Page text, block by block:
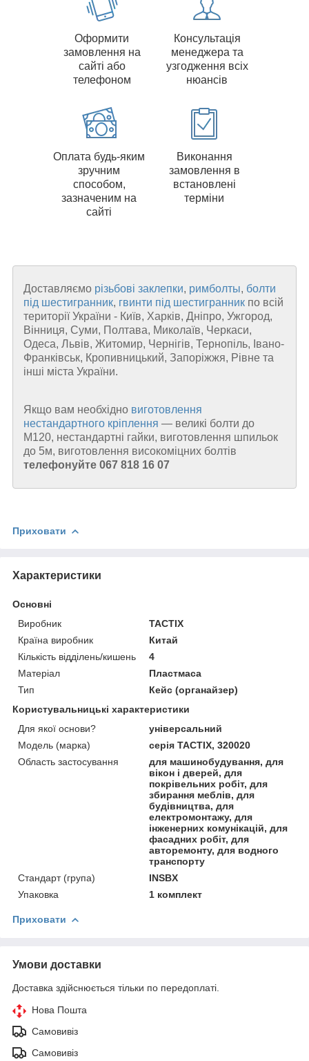
Оформити
замовлення на
сайті або
телефоном
Консультація
менеджера та
узгодження всіх
нюансів
Оплата будь-яким
зручним
способом,
зазначеним на
сайті
Виконання
замовлення в
встановлені
терміни
Доставляємо різьбові заклепки, римболты, болти
під шестигранник, гвинти під шестигранник по всій
території України - Київ, Харків, Дніпро, Ужгород,
Вінниця, Суми, Полтава, Миколаїв, Черкаси,
Одеса, Львів, Житомир, Чернігів, Тернопіль, Івано-
Франківськ, Кропивницький, Запоріжжя, Рівне та
інші міста України.
Якщо вам необхідно виготовлення
нестандартного кріплення — великі болти до
М120, нестандартні гайки, виготовлення шпильок
до 5м, виготовлення високоміцних болтів
телефонуйте 067 818 16 07
Приховати
Характеристики
Основні
Виробник
TACTIX
Країна виробник
Китай
Кількість відділень/кишень
4
Матеріал
Пластмаса
Тип
Кейс (органайзер)
Користувальницькі характеристики
Для якої основи?
універсальний
Модель (марка)
серія TACTIX, 320020
Область застосування
для машинобудування, для
вікон і дверей, для
покрівельних робіт, для
збирання меблів, для
будівництва, для
електромонтажу, для
інженерних комунікацій, для
фасадних робіт, для
авторемонту, для водного
транспорту
Стандарт (група)
INSBX
Упаковка
1 комплект
Приховати
Умови доставки
Доставка здійснюється тільки по передоплаті.
Нова Пошта
Самовивіз
Самовивіз